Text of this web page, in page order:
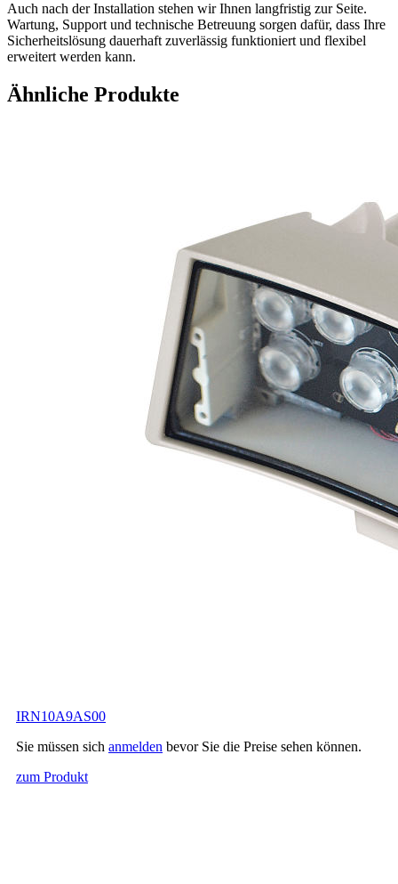
Auch nach der Installation stehen wir Ihnen langfristig zur Seite.
Wartung, Support und technische Betreuung sorgen dafür, dass Ihre
Sicherheitslösung dauerhaft zuverlässig funktioniert und flexibel
erweitert werden kann.
Ähnliche Produkte
IRN10A9AS00
Sie müssen sich anmelden bevor Sie die Preise sehen können.
zum Produkt